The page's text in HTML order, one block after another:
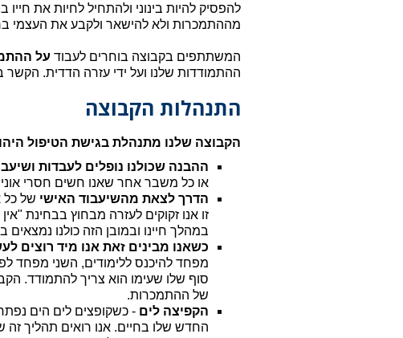
להפסיק להיות בינוני ולהתחיל לחיות את
מההתמכרות ולא להישאר ולקבע את העצמי
המשתתפים בקבוצה בוחרים לעבוד על
ההתמודדות שלנו ועל ידי עזרה הדדית. הקשר
התנהלות הקבוצה
הקבוצה שלנו מתנהלת בגישת הטיפול
ההבנה שכולנו נופלים לעבדות
או כל משבר אחר שאנו חשים חסרי
הדרך לצאת מהשיעבוד האישי של כל
זו אנו זקוקים לעזרה מבחוץ בבחינת
במהלך חיינו ובמובן הזה כולנו
כשאנו מבינים זאת אנו מיד רוצים
מפחד להיכנס ללימודים, השני מפחד
סוף שלו שעימו הוא צריך להתמודד.
של ההתמכרות.
הקפיצה לים - כשקופצים לים הים
החדש שלו בחיים. אנו רואים תהליך זה